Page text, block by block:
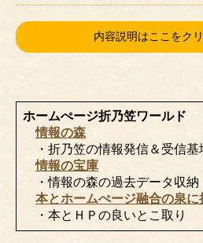
内容説明はここをク
ホームぺージ折乃笠ワールド
情報の森
・折乃笠の情報発信＆受信
情報の宝庫
・情報の森の過去データ収
本とホームぺージ融合の泉に
・本とＨＰの良いとこ取り